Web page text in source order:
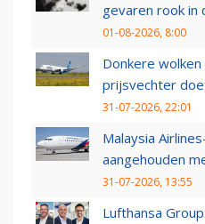
gevaren rook in
01-08-2026, 8:00
Donkere
prijsvechter
31-07-2026, 22:01
Malaysia
aangehouden
31-07-2026, 13:55
Lufthansa